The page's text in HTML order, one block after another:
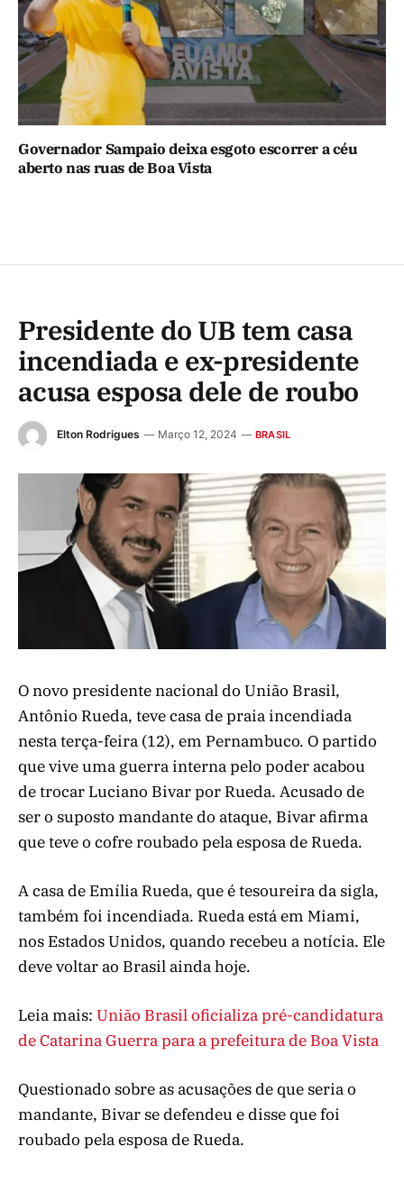
Governador Sampaio deixa esgoto escorrer a céu
aberto nas ruas de Boa Vista
Presidente do UB tem casa
incendiada e ex-presidente
acusa esposa dele de roubo
Elton Rodrigues Março 12, 2024 BRASIL
O novo presidente nacional do União Brasil,
Antônio Rueda, teve casa de praia incendiada
nesta terça-feira (12), em Pernambuco. O partido
que vive uma guerra interna pelo poder acabou
de trocar Luciano Bivar por Rueda. Acusado de
ser o suposto mandante do ataque, Bivar afirma
que teve o cofre roubado pela esposa de Rueda.
A casa de Emília Rueda, que é tesoureira da sigla,
também foi incendiada. Rueda está em Miami,
nos Estados Unidos, quando recebeu a notícia. Ele
deve voltar ao Brasil ainda hoje.
Leia mais: União Brasil oficializa pré-candidatura
de Catarina Guerra para a prefeitura de Boa Vista
Questionado sobre as acusações de que seria o
mandante, Bivar se defendeu e disse que foi
roubado pela esposa de Rueda.